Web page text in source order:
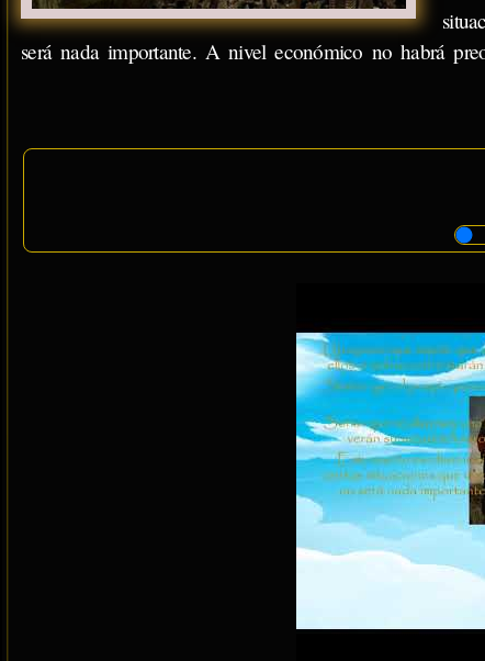
será nada importante. A nivel económico no habrá